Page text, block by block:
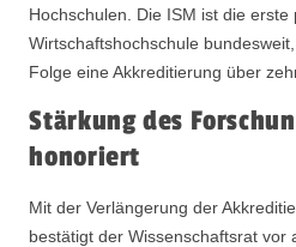
Hochschulen. Die ISM ist die erste
Wirtschaftshochschule
Folge eine Akkreditierung über
Stärkung des
honoriert
Mit der Verlängerung der
bestätigt der Wissenschaftsrat vor